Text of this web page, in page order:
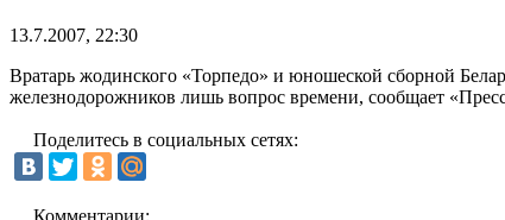
13.7.2007, 22:30
Вратарь жодинского «Торпедо» и юношеской сборной
железнодорожников лишь вопрос времени, сообщает
Поделитесь в социальных сетях:
Комментарии: